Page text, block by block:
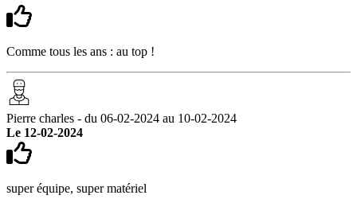
Comme tous les ans : au top !
Pierre charles - du 06-02-2024 au 10-02-2024
Le 12-02-2024
super équipe, super matériel